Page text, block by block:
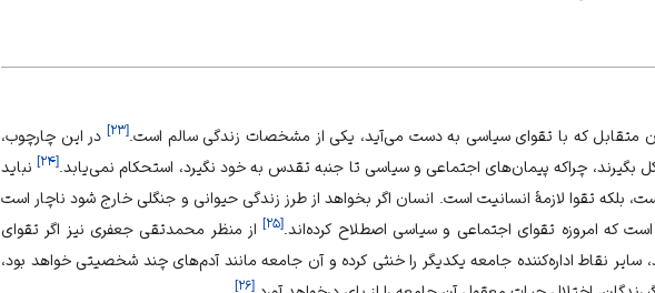
متقابل که با تقوای سیاسی به دست می‌آید، یکی از مشخصات زندگی سالم است.[۲۳] در این چارچوب،
چراکه پیمان‌های اجتماعی و سیاسی تا جنبه تقدس به خود نگیرد، استحکام نمی‌یابد. [۲۴]نباید
بلکه تقوا لازمهٔ انسانیت است. انسان اگر بخواهد از طرز زندگی حیوانی و جنگلی خارج شود ناچار است
که امروزه تقوای اجتماعی و سیاسی اصطلاح کرده‌اند. [۲۵]از منظر محمدتقی جعفری نیز اگر تقوای
نقاط اداره‌کننده جامعه یکدیگر را خنثی کرده و آن جامعه مانند آدم‌های چند شخصیتی خواهد بود،
[۲۶]